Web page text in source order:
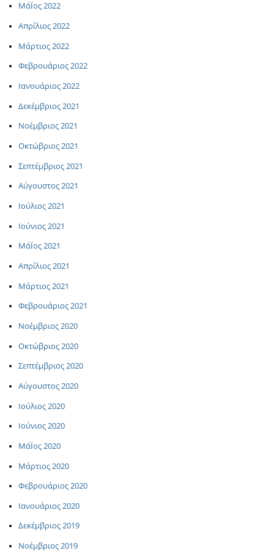
ΜάΪος 2022
Απρίλιος 2022
Μάρτιος 2022
Φεβρουάριος 2022
Ιανουάριος 2022
Δεκέμβριος 2021
Νοέμβριος 2021
Οκτώβριος 2021
Σεπτέμβριος 2021
Αύγουστος 2021
Ιούλιος 2021
Ιούνιος 2021
ΜάΪος 2021
Απρίλιος 2021
Μάρτιος 2021
Φεβρουάριος 2021
Νοέμβριος 2020
Οκτώβριος 2020
Σεπτέμβριος 2020
Αύγουστος 2020
Ιούλιος 2020
Ιούνιος 2020
ΜάΪος 2020
Μάρτιος 2020
Φεβρουάριος 2020
Ιανουάριος 2020
Δεκέμβριος 2019
Νοέμβριος 2019